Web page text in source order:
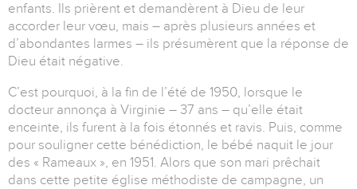
enfants. Ils prièrent et demandèrent à Dieu de leur
accorder leur vœu, mais – après plusieurs années et
d’abondantes larmes – ils présumèrent que la réponse de
Dieu était négative.
C’est pourquoi, à la fin de l’été de 1950, lorsque le
docteur annonça à Virginie – 37 ans – qu’elle était
enceinte, ils furent à la fois étonnés et ravis. Puis, comme
pour souligner cette bénédiction, le bébé naquit le jour
des « Rameaux », en 1951. Alors que son mari prêchait
dans cette petite église méthodiste de campagne, un